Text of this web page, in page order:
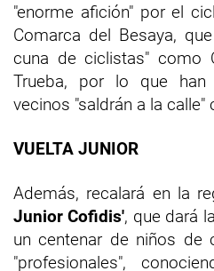
"enorme afición" por el
Comarca del Besaya,
cuna de ciclistas" como
Trueba, por lo que
vecinos "saldrán a la calle"
VUELTA JUNIOR
Además, recalará en la
Junior Cofidis', que dará
un centenar de niños de
"profesionales",